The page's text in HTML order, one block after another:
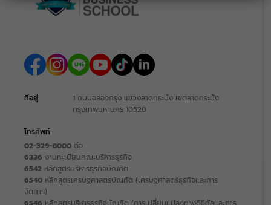
ที่อยู่
1 ถนนฉลองกรุง แขวงลาดกระบัง เขตลาดกระบัง
กรุงเทพมหานคร 10520
โทรศัพท์
02-329-8000 ต่อ
6336 งานทะเบียนคณะบริหารธุรกิจ
6542 หลักสูตรบริหารธุรกิจบัณฑิต
6540 หลักสูตรเศรษฐศาสตรบัณฑิต (เศรษฐศาสตร์ธุรกิจและการ
จัดการ)